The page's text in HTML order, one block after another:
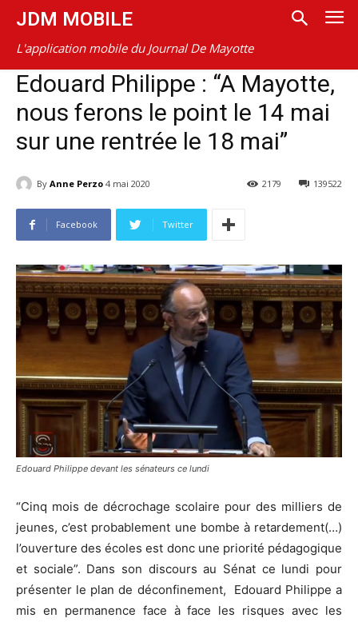
JDM MOBILE
L'application mobile du Journal De Mayotte
Edouard Philippe : “A Mayotte,
nous ferons le point le 14 mai
sur une rentrée le 18 mai”
By Anne Perzo 4 mai 2020 139522
2179
Facebook Twitter
Edouard Philippe devant les sénateurs ce lundi
“Cinq mois de décrochage scolaire pour des milliers de
jeunes, c’est probablement une bombe à retardement(…)
l’ouverture des écoles est donc une priorité pédagogique
et sociale”. Dans son discours au Sénat ce lundi pour
présenter le plan de déconfinement, Edouard Philippe a
mis en permanence face à face les risques avec les